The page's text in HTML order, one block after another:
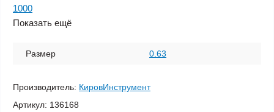
1000
Показать ещё
Размер 0.63
Производитель: КировИнструмент
Артикул: 136168